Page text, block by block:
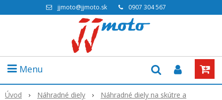
jjmoto@jjmoto.sk 0907 304 567
Menu
Úvod Náhradné diely
Náhradné diely na skútre a